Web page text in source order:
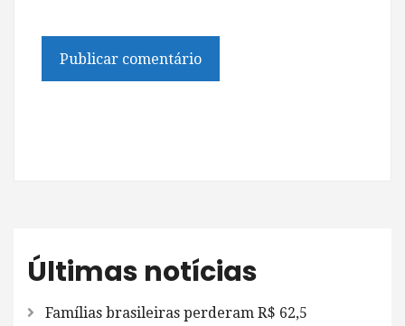
Últimas notícias
Famílias brasileiras perderam R$ 62,5